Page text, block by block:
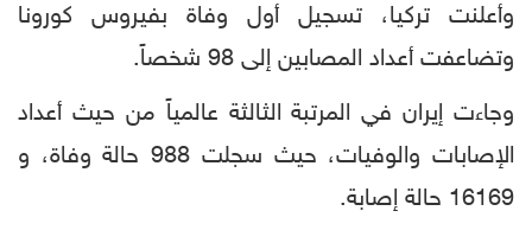
وأعلنت تركيا، تسجيل أول وفاة بفيروس كورونا
وتضاعفت أعداد المصابين إلى 98 شخصاً.
وجاءت إيران في المرتبة الثالثة عالمياً من حيث أعداد
الإصابات والوفيات، حيث سجلت 988 حالة وفاة، و
16169 حالة إصابة.